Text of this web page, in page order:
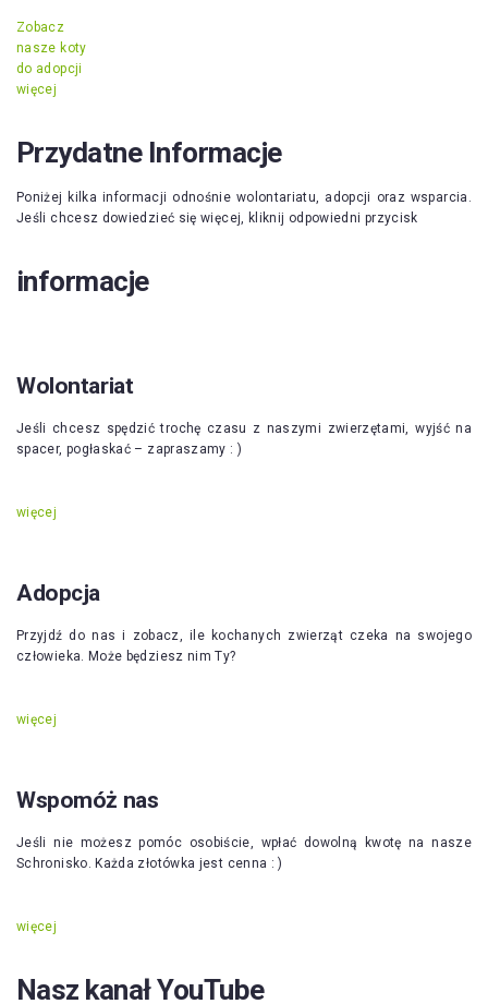
Zobacz
nasze koty
do adopcji
więcej
Przydatne Informacje
Poniżej kilka informacji odnośnie wolontariatu, adopcji oraz wsparcia.
Jeśli chcesz dowiedzieć się więcej, kliknij odpowiedni przycisk
informacje
Wolontariat
Jeśli chcesz spędzić trochę czasu z naszymi zwierzętami, wyjść na
spacer, pogłaskać – zapraszamy : )
więcej
Adopcja
Przyjdź do nas i zobacz, ile kochanych zwierząt czeka na swojego
człowieka. Może będziesz nim Ty?
więcej
Wspomóż nas
Jeśli nie możesz pomóc osobiście, wpłać dowolną kwotę na nasze
Schronisko. Każda złotówka jest cenna : )
więcej
Nasz kanał YouTube